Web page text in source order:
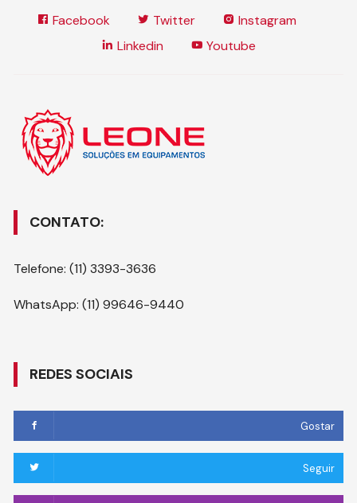
Facebook Twitter
Instagram
Linkedin
Youtube
CONTATO:
Telefone: (11) 3393-3636
WhatsApp: (11) 99646-9440
REDES SOCIAIS
Gostar
Seguir